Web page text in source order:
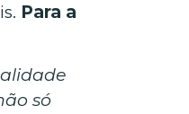
Para a
só